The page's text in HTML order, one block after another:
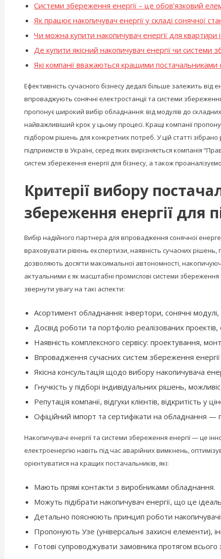
Системи збереження енергії – це обов’язковий
Як працює накопичувач енергії у складі сонячної
Чи можна купити накопичувач енергії для квартири
Де купити якісний накопичувач енергії чи системи
Які компанії вважаються кращими
Ефективність сучасного бізнесу дедалі більше залежить
впроваджують сонячні електростанції та системи
пропонує широкий вибір обладнання: від модулів до
найважливіший крок у цьому процесі. Кращі компанії
підбором рішень для конкретних потреб. У цій статті
підприємств в Україні, серед яких вирізняється компанія
систем збереження енергії для бізнесу, а також
Критерії вибору
збереження енергії для
Вибір надійного партнера для впровадження сонячної
враховувати рівень експертизи, наявність сучасних рішень,
дозволяють досягти максимальної автономності,
актуальними є як масштабні промислові системи
звернути увагу на такі аспекти:
Асортимент обладнання: інвертори, сонячні
Досвід роботи та портфоліо реалізованих
Наявність комплексного сервісу: проектування,
Впровадження сучасних систем збереження
Якісна консультація щодо вибору накопичувача
Гнучкість у підборі індивідуальних рішень,
Репутація компанії, відгуки клієнтів, відкритість у
Офіційний імпорт та сертифікати на обладнання —
Накопичувачі енергії та системи збереження енергії — це
електроенергію навіть під час аварійних вимкнень,
орієнтуватися на кращих постачальників, які:
Мають прямі контакти з виробниками обладнання.
Можуть підібрати накопичувач енергії, що це
Детально пояснюють принцип роботи
Пропонують Узе (універсальні захисні елементи),
Готові супроводжувати замовника протягом всього